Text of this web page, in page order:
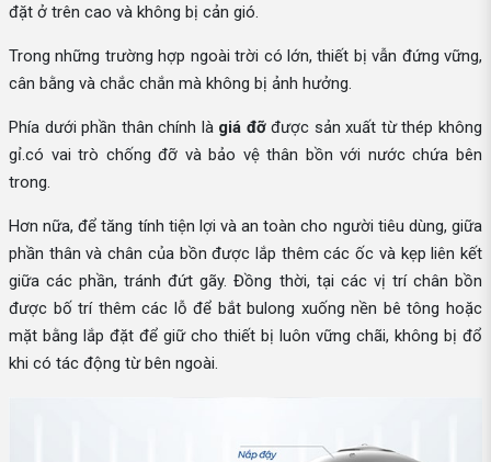
đặt ở trên cao và không bị cản gió.
Trong những trường hợp ngoài trời có lớn, thiết bị vẫn đứng vững,
cân bằng và chắc chắn mà không bị ảnh hưởng.
Phía dưới phần thân chính là giá đỡđược sản xuất từ thép không
gỉ.có vai trò chống đỡ và bảo vệ thân bồn với nước chứa bên
trong.
Hơn nữa, để tăng tính tiện lợi và an toàn cho người tiêu dùng, giữa
phần thân và chân của bồn được lắp thêm các ốc và kẹp liên kết
giữa các phần, tránh đứt gãy. Đồng thời, tại các vị trí chân bồn
được bố trí thêm các lỗ để bắt bulong xuống nền bê tông hoặc
mặt bằng lắp đặt để giữ cho thiết bị luôn vững chãi, không bị đổ
khi có tác động từ bên ngoài.